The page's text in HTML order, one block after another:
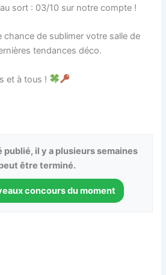
sort : 03/10 sur notre compte !
chance de sublimer votre salle de
tendances déco.
et à tous !
publié, il y a plusieurs semaines
être terminé.
concours du moment